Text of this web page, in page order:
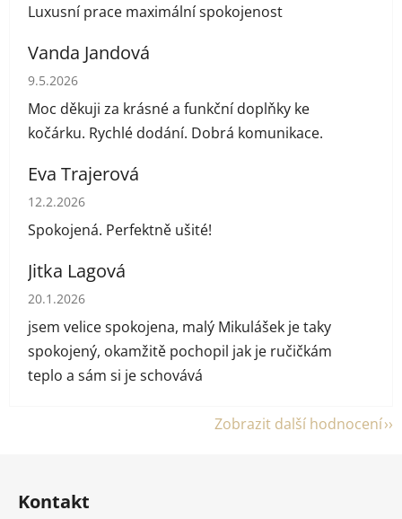
Luxusní prace maximální spokojenost
Vanda Jandová
Hodnocení obchodu je 5 z 5 hvězdiček.
9.5.2026
Moc děkuji za krásné a funkční doplňky ke
kočárku. Rychlé dodání. Dobrá komunikace.
Eva Trajerová
Hodnocení obchodu je 5 z 5 hvězdiček.
12.2.2026
Spokojená. Perfektně ušité!
Jitka Lagová
Hodnocení obchodu je 5 z 5 hvězdiček.
20.1.2026
jsem velice spokojena, malý Mikulášek je taky
spokojený, okamžitě pochopil jak je ručičkám
teplo a sám si je schovává
Zobrazit další hodnocení
Kontakt